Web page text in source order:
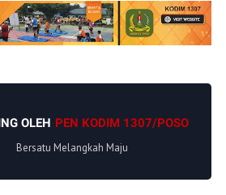
OLEH PEN KODIM 1307/POSO
Bersatu Melangkah Maju